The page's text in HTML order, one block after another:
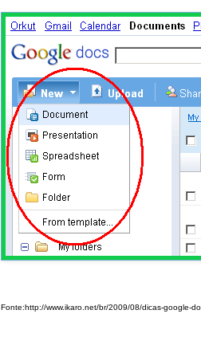
Fonte:http://www.ikaro.net/br/2009/08/dicas-google-